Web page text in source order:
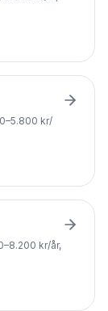
kr/
kr/år,